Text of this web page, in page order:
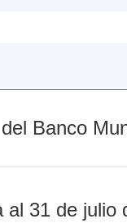
Banco
al 31 de julio